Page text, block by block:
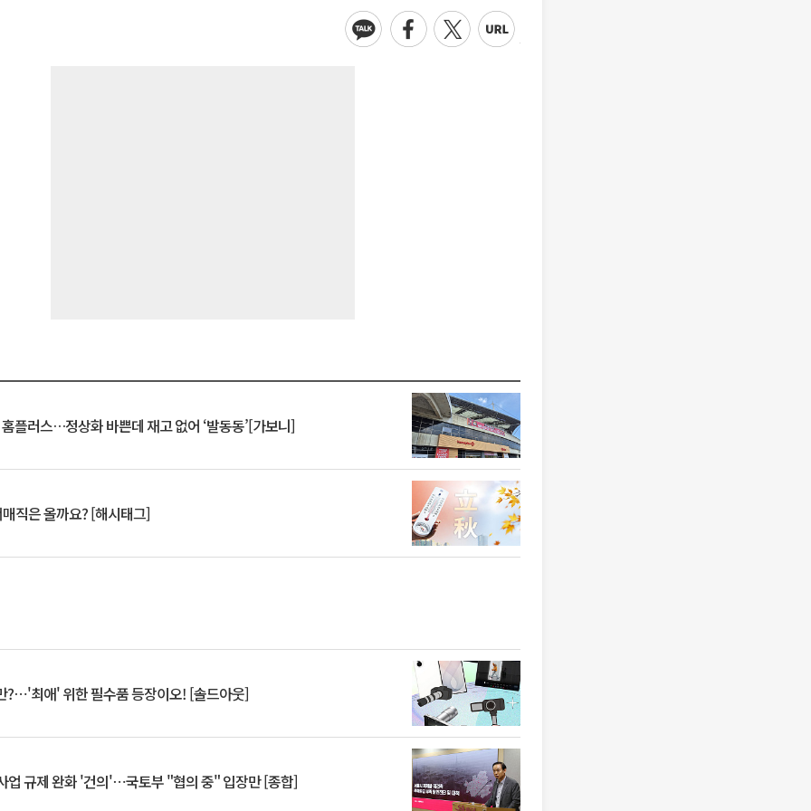
플러스…정상화 바쁜데 재고 없어 ‘발동동’[가보니]
직은 올까요? [해시태그]
?⋯'최애' 위한 필수품 등장이오! [솔드아웃]
업 규제 완화 '건의'⋯국토부 "협의 중" 입장만 [종합]